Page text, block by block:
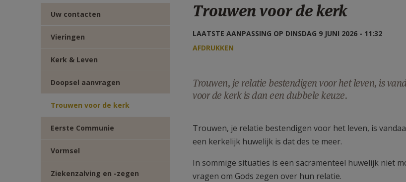
Uw contacten
Vieringen
Kerk & Leven
Doopsel aanvragen
Trouwen voor de kerk
Eerste Communie
Vormsel
Ziekenzalving en -zegen
Trouwen voor de kerk
LAATSTE AANPASSING OP DINSDAG 9 JUNI 2026 - 11:32
AFDRUKKEN
Trouwen, je relatie bestendigen voor het leven, is
voor de kerk is dan een dubbele keuze.
Trouwen, je relatie bestendigen voor het leven, is
een kerkelijk huwelijk is dat des te meer.
In sommige situaties is een sacramenteel huwelijk niet
vragen om Gods zegen over hun relatie.